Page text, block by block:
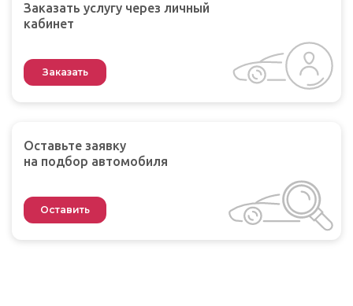
Заказать услугу через личный
кабинет
Заказать
Оставьте заявку
на подбор автомобиля
Оставить